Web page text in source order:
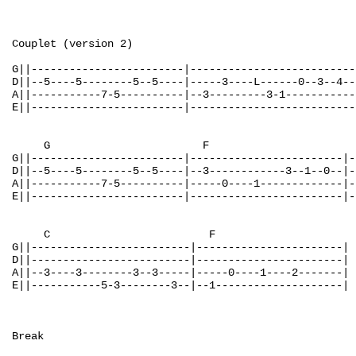
Couplet (version 2)
G||------------------------
D||--5----5--------5--5----|-----3----L------0--3--
A||-----------7-5----------|--3---------3-
E||------------------------
G                        F
G||------------------------
D||--5----5--------5--5----|--3------------3--1--
A||-----------7-5----------|-----0----1-------------
E||------------------------|------------------------
C
G||-------------------------|-----------------------|
D||-------------------------|-----------------------|
A||--3----3--------3--3-----|-----0----1----2-------|
E||-----------5-3--------3--|--1--------------------|
Break